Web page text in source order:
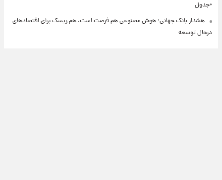
+جدول
هشدار بانک جهانی؛ هوش مصنوعی هم فرصت است، هم ریسک برای اقتصادهای
درحال توسعه